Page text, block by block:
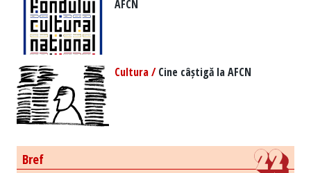
AFCN
Cultura /Cine câștigă la AFCN
Bref